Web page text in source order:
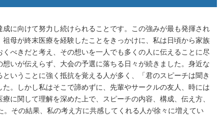
に向けて努力し続けられることです。この強みが最も発揮され
母が終末医療を経験したことをきっかけに、私は日頃から家族
べきだと考え、その想いを一人でも多くの人に伝えることに尽
いが伝えらず、大会の予選に落ちる日々が続きました。身近な
いうことに強く抵抗を覚える人が多く、「君のスピーチは聞き
。しかし私はそこで諦めずに、先輩やサークルの友人、時には
に関して理解を深めた上で、スピーチの内容、構成、伝え方、
その結果、私の考え方に共感してくれる人が徐々に増えてい